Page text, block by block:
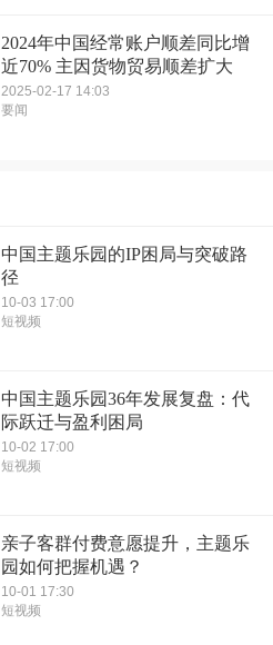
2024年中国经常账户顺差同比增
近70% 主因货物贸易顺差扩大
2025-02-17 14:03
要闻
中国主题乐园的IP困局与突破路
径
10-03 17:00
短视频
中国主题乐园36年发展复盘：代
际跃迁与盈利困局
10-02 17:00
短视频
亲子客群付费意愿提升，主题乐
园如何把握机遇？
10-01 17:30
短视频